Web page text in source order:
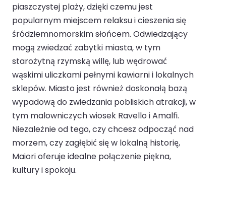
piaszczystej plaży, dzięki czemu jest
popularnym miejscem relaksu i cieszenia się
śródziemnomorskim słońcem. Odwiedzający
mogą zwiedzać zabytki miasta, w tym
starożytną rzymską willę, lub wędrować
wąskimi uliczkami pełnymi kawiarni i lokalnych
sklepów. Miasto jest również doskonałą bazą
wypadową do zwiedzania pobliskich atrakcji, w
tym malowniczych wiosek Ravello i Amalfi.
Niezależnie od tego, czy chcesz odpocząć nad
morzem, czy zagłębić się w lokalną historię,
Maiori oferuje idealne połączenie piękna,
kultury i spokoju.